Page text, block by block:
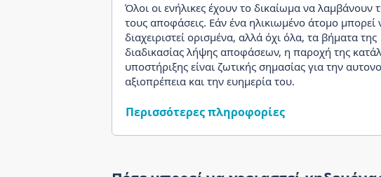
Όλοι οι ενήλικες έχουν το δικαίωμα να λαμβάνουν
τους αποφάσεις. Εάν ένα ηλικιωμένο άτομο μπορεί
διαχειριστεί ορισμένα, αλλά όχι όλα, τα βήματα της
διαδικασίας λήψης αποφάσεων, η παροχή της
υποστήριξης είναι ζωτικής σημασίας για την
αξιοπρέπεια και την ευημερία του.
Περισσότερες πληροφορίες